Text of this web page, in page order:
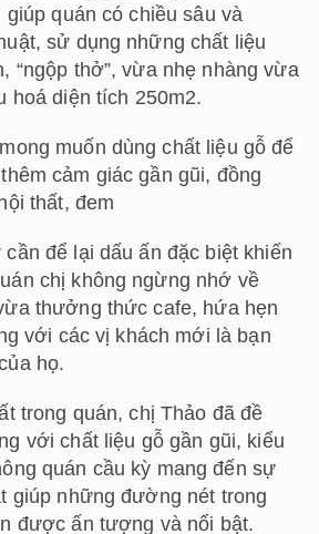
quán có chiều sâu và
sử dụng những chất liệu
“ngộp thở”, vừa nhẹ nhàng vừa
hoá diện tích 250m2.
muốn dùng chất liệu gỗ để
cảm giác gần gũi, đồng
thất, đem
để lại dấu ấn đặc biệt khiến
chị không ngừng nhớ về
thưởng thức cafe, hứa hẹn
với các vị khách mới là bạn
họ.
trong quán, chị Thảo đã đề
với chất liệu gỗ gần gũi, kiểu
quán cầu kỳ mang đến sự
giúp những đường nét trong
được ấn tượng và nổi bật.